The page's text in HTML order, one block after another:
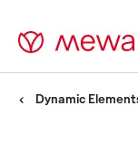
Dynamic